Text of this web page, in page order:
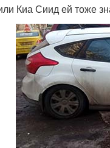
Киа Сиид ей тоже